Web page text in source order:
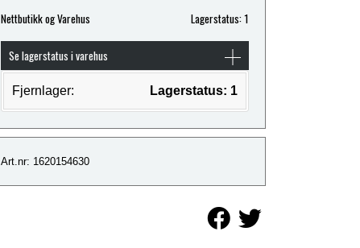
Nettbutikk og Varehus Lagerstatus: 1
Se lagerstatus i varehus
Fjernlager: Lagerstatus: 1
Art.nr: 1620154630